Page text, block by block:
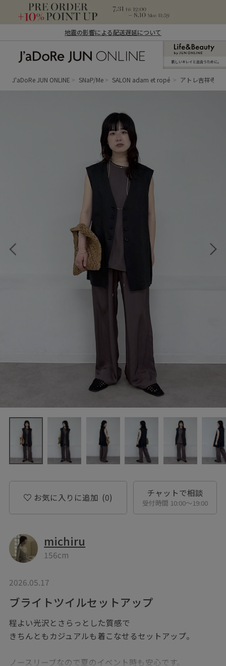
地震の影響による配送遅延について
ン オンライン）
新しいキレイと出合うために。
J'aDoRe JUN ONLINE SNaP/Me SALON adam et ropé アトレ吉祥寺
お気に入りに追加 (0) チャットで相談
受付時間 10:00〜19:00
michiru
156cm
2026.05.17
ブライトツイルセットアップ
程よい光沢とさらっとした質感で
きちんともカジュアルも着こなせるセットアップ。
ノースリーブなので夏のイベント時も安心です。